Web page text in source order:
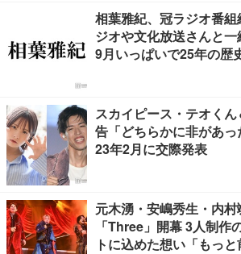
相葉雅紀、冠ラジオ番
ジオや文化放送さんと一
9月いっぱいで25年の歴
スカイピース・テオく
告「どちらかに非があ
23年2月に交際発表
元木湧・安嶋秀生・内
「Three」開幕 3人制作
トに込めた想い「もっ